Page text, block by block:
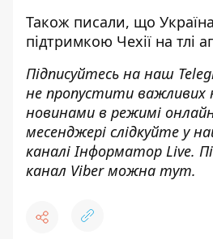
Також писали, що
підтримкою Чехії на тлі
Підписуйтесь на наш
не пропустити важливих
новинами в режимі
месенджері слідкуйте у
каналіІнформатор Live.
канал Viber можна тут.